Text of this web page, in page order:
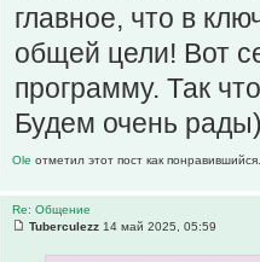
главное, что в
общей цели! Вот
программу. Так
Будем очень
Ole отметил этот пост как понравившийся.
Re: Общение
Tuberculezz 14 май 2025, 05:59